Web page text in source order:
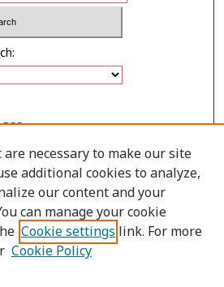
RSS
necessary to make our site
additional cookies to analyze,
our content and your
can manage your cookie
Cookie settings link. For more
Cookie Policy